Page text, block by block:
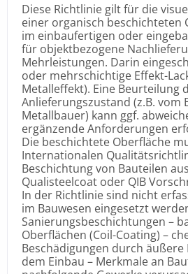
Diese Richtlinie gilt für die
einer organisch beschichteten
im einbaufertigen oder
für objektbezogene
Mehrleistungen. Darin
oder mehrschichtige Effekt-
Metalleffekt). Eine Beurteilung
Anlieferungszustand (z.B. vom
Metallbauer) kann ggf.
ergänzende Anforderungen
Die beschichtete Oberfläche
Internationalen
Beschichtung von Bauteilen
Qualisteelcoat oder QIB
In der Richtlinie sind nicht
im Bauwesen eingesetzt
Sanierungsbeschichtungen –
Oberflächen (Coil-Coating) –
Beschädigungen durch äußere
dem Einbau – Merkmale an